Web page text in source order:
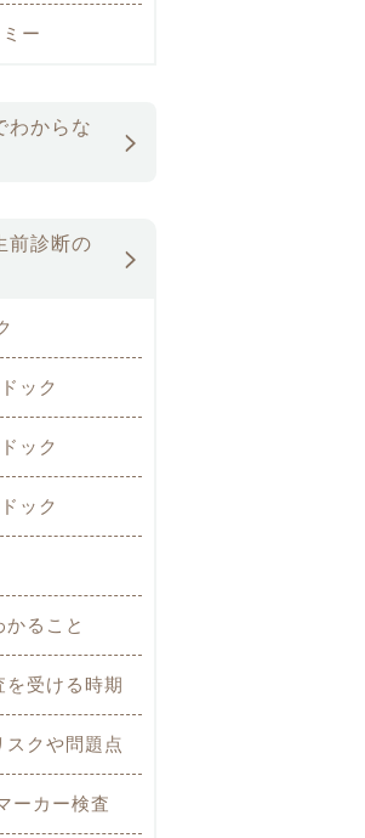
ー
わからな
前診断の
ック
ック
ック
ること
を受ける時期
スクや問題点
ーカー検査